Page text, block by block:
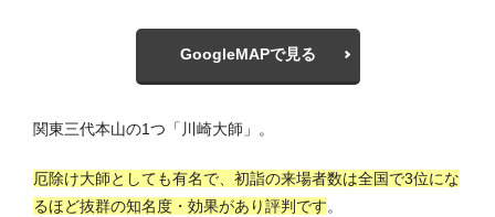
GoogleMAPで見る
関東三代本山の1つ「川崎大師」。
厄除け大師としても有名で、初詣の来場者数は全国で3位にな
るほど抜群の知名度・効果があり評判です。